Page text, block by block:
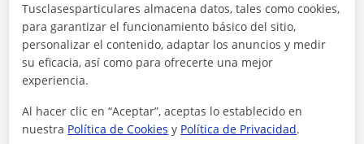
Tusclasesparticulares almacena datos, tales como cookies,
para garantizar el funcionamiento básico del sitio,
personalizar el contenido, adaptar los anuncios y medir
su eficacia, así como para ofrecerte una mejor
experiencia.
Al hacer clic en “Aceptar”, aceptas lo establecido en
nuestra Política de Cookies y Política de Privacidad.